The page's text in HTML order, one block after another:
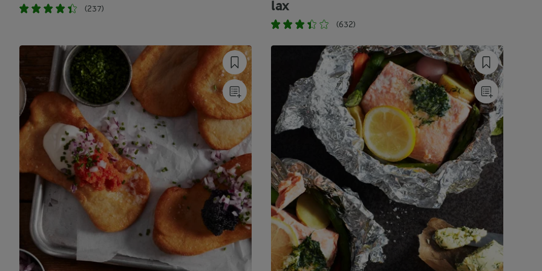
(237) lax
(632)